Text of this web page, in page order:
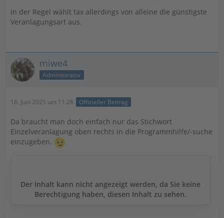
In der Regel wählt tax allerdings von alleine die günstigste
Veranlagungsart aus.
miwe4
Administrator
18. Juni 2025 um 11:28 Offizieller Beitrag
Da braucht man doch einfach nur das Stichwort
Einzelveranlagung oben rechts in die Programmhilfe/-suche
einzugeben.
Der Inhalt kann nicht angezeigt werden, da Sie keine
Berechtigung haben, diesen Inhalt zu sehen.